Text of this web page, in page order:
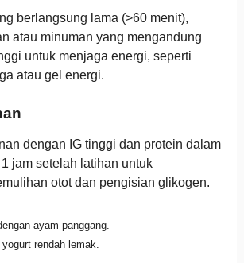
berlangsung lama (>60 menit),
atau minuman yang mengandung
untuk menjaga energi, seperti
atau gel energi.
dengan IG tinggi dan protein dalam
jam setelah latihan untuk
otot dan pengisian glikogen.
ayam panggang.
rendah lemak.